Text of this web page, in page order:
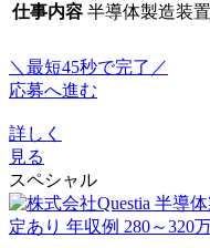
仕事内容 半導体製造装
＼最短45秒で完了／
応募へ進む
詳しく
見る
スペシャル